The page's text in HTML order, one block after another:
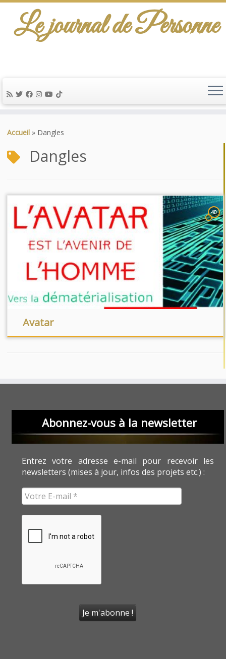
au
Le journal de Personne
Accueil » Dangles
Dangles
40
Avatar
Abonnez-vous à la newsletter
Entrez votre adresse e-mail pour recevoir les
newsletters (mises à jour, infos des projets etc.) :